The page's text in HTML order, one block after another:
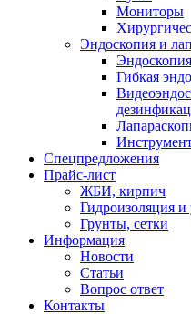
Мониторы
Эндоскопия и
Эндоскопия
Гибкая
Спецпредложения
Прайс-лист
ЖБИ, кирпич
Гидроизоляция и
Грунты, сетки
Информация
Новости
Статьи
Вопрос ответ
Контакты